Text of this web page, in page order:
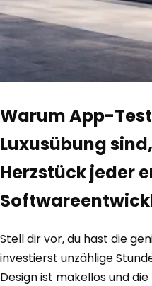
Warum App-
Luxusübung
Herzstück jeder
Stell dir vor, du hast die
investierst unzählige
Design ist makellos und